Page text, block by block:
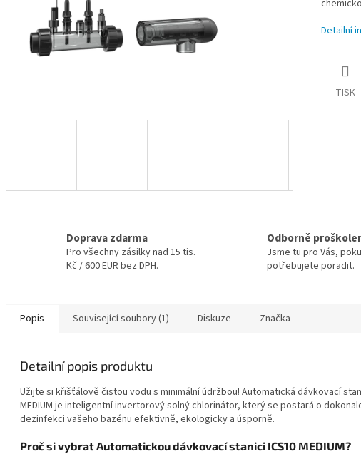
Detailní
TISK
Doprava zdarma
Pro všechny zásilky nad 15 tis.
Kč / 600 EUR bez DPH.
Odborně
Jsme tu pro Vás,
potřebujete poradit.
Popis Související soubory (1) Diskuze Značka
Detailní popis produktu
Užijte si křišťálově čistou vodu s minimální údržbou! Automatická dávkovací
MEDIUM je inteligentní invertorový solný chlorinátor, který se postará o
dezinfekci vašeho bazénu efektivně, ekologicky a úsporně.
Proč si vybrat Automatickou dávkovací stanici ICS10 MEDIUM?